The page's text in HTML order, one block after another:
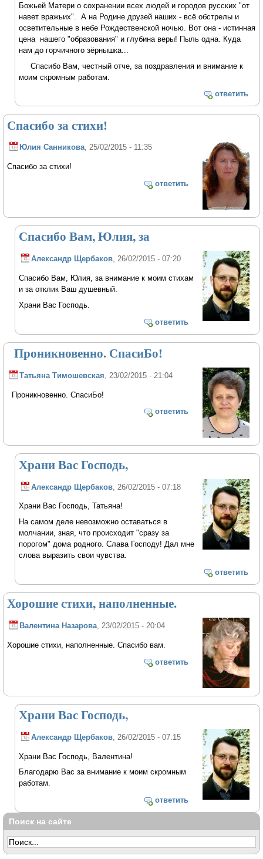
Божьей Матери о сохранении всех людей и городов русских "от
навет вражьих". А на Родине друзей наших - всё обстрелы и
осветительные в небе Рождественской ночью. Вот она - истинная
цена нашего "образования" и глубина веры! Пыль одна. Куда
нам до горчичного зёрнышка...
Спасибо Вам, честный отче, за поздравления и внимание к
моим скромным работам.
ответить
Спасибо за стихи!
Юлия Санникова, 25/02/2015 - 11:35
Спасибо за стихи!
ответить
Спасибо Вам, Юлия, за
Александр Щербаков, 26/02/2015 - 07:20
Спасибо Вам, Юлия, за внимание к моим стихам
и за отклик Ваш душевный.
Храни Вас Господь.
ответить
Проникновенно. СпасиБо!
Татьяна Тимошевская , 23/02/2015 - 21:04
Проникновенно. СпасиБо!
ответить
Храни Вас Господь,
Александр Щербаков , 26/02/2015 - 07:18
Храни Вас Господь, Татьяна!
На самом деле невозможно оставаться в
молчании, зная, что происходит "сразу за
порогом" дома родного. Слава Господу! Дал мне
слова выразить свои чувства.
ответить
Хорошие стихи, наполненные.
Валентина Назарова, 23/02/2015 - 20:04
Хорошие стихи, наполненные. Спасибо вам.
ответить
Храни Вас Господь,
Александр Щербаков , 26/02/2015 - 07:15
Храни Вас Господь, Валентина!
Благодарю Вас за внимание к моим скромным
работам.
ответить
Поиск на сайте